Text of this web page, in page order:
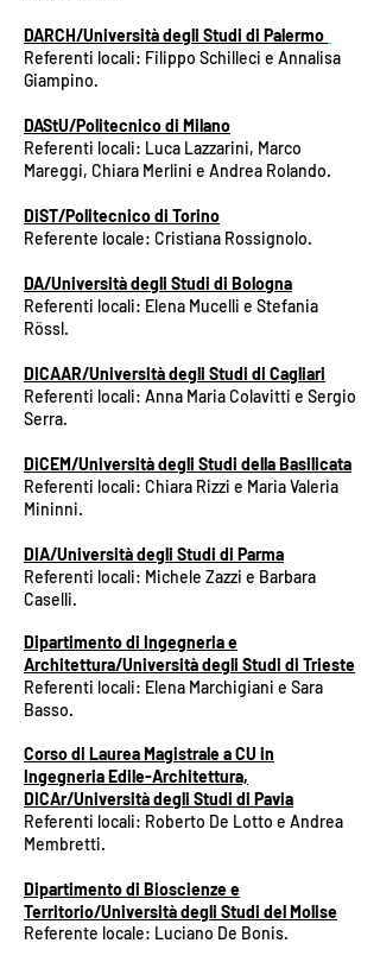
DARCH/Università degli Studi di Palermo
Referenti locali: Filippo Schilleci e Annalisa
Giampino.
DAStU/Politecnico di Milano
Referenti locali: Luca Lazzarini, Marco
Mareggi, Chiara Merlini e Andrea Rolando.
DiST/Politecnico di Torino
Referente locale: Cristiana Rossignolo.
DA/Università degli Studi di Bologna
Referenti locali: Elena Mucelli e Stefania
Rössl.
DICAAR/Università degli Studi di Cagliari
Referenti locali: Anna Maria Colavitti e Sergio
Serra.
DiCEM/Università degli Studi della Basilicata
Referenti locali: Chiara Rizzi e Maria Valeria
Mininni.
DIA/Università degli Studi di Parma
Referenti locali: Michele Zazzi e Barbara
Caselli.
Dipartimento di Ingegneria e
Architettura/Università degli Studi di Trieste
Referenti locali: Elena Marchigiani e Sara
Basso.
Corso di Laurea Magistrale a CU in
Ingegneria Edile-Architettura,
DICAr/Università degli Studi di Pavia
Referenti locali: Roberto De Lotto e Andrea
Membretti.
Dipartimento di Bioscienze e
Territorio/Università degli Studi del Molise
Referente locale: Luciano De Bonis.